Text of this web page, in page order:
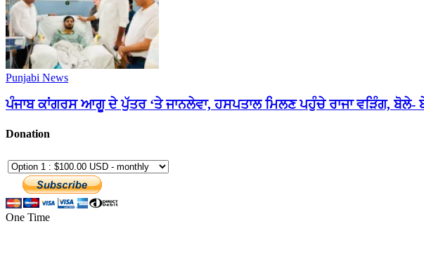
Punjabi News
ਪੰਜਾਬ ਕਾਂਗਰਸ ਆਗੂ ਦੇ ਪੁੱਤਰ ‘ਤੇ ਜਾਨਲੇਵਾ, ਹਸਪਤਾਲ ਮਿਲਣ ਪਹੁੰਚੇ ਰਾਜਾ ਵੜਿੰਗ, ਬੋਲੇ-
Donation
One Time